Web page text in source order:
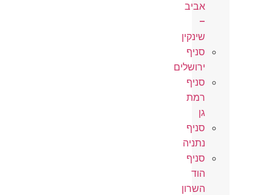
אביב
–
שינקין
סניף
ירושלים
סניף
רמת
גן
סניף
נתניה
סניף
הוד
השרון